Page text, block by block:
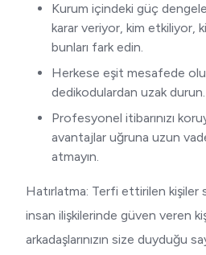
Kurum içindeki güç
karar veriyor, kim etkiliyor,
bunları fark edin.
Herkese eşit mesafede
dedikodulardan uzak durun.
Profesyonel itibarınızı
avantajlar uğruna uzun
atmayın.
Hatırlatma: Terfi ettirilen kişiler
insan ilişkilerinde güven veren
arkadaşlarınızın size duyduğu